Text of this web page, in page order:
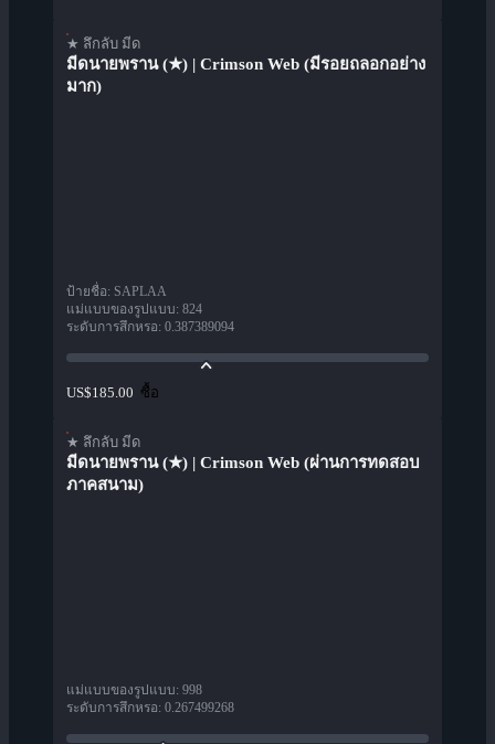
★ ลึกลับ มีด
มีดนายพราน (★) | Crimson Web (มีรอยถลอกอย่าง
มาก)
ป้ายชื่อ: SAPLAA
แม่แบบของรูปแบบ: 824
ระดับการสึกหรอ: 0.387389094
US$185.00 ซื้อ
★ ลึกลับ มีด
มีดนายพราน (★) | Crimson Web (ผ่านการทดสอบ
ภาคสนาม)
แม่แบบของรูปแบบ: 998
ระดับการสึกหรอ: 0.267499268